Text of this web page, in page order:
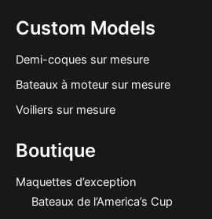
Custom Models
Demi-coques sur mesure
Bateaux à moteur sur mesure
Voiliers sur mesure
Boutique
Maquettes d’exception
Bateaux de l’America’s Cup